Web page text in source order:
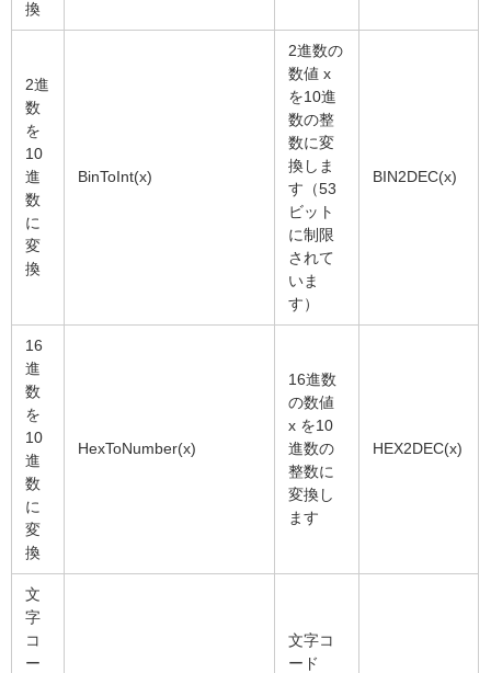
換
2進
数
を
10
進
数
に
変
換
BinToInt(x)
2進数の
数値 x
を10進
数の整
数に変
換しま
す（53
ビット
に制限
されて
いま
す）
BIN2DEC(x)
16
進
数
を
10
進
数
に
変
換
HexToNumber(x)
16進数
の数値
x を10
進数の
整数に
変換し
ます
HEX2DEC(x)
文
字
コ
ー
文字コ
ード